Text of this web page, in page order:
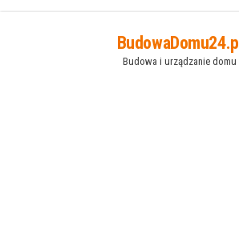
BudowaDomu24.pl
Budowa i urządzanie domu